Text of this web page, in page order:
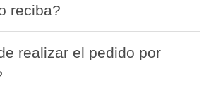
reciba?
realizar el pedido por